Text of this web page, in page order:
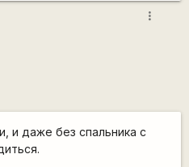
more_vert
и даже без спальника с